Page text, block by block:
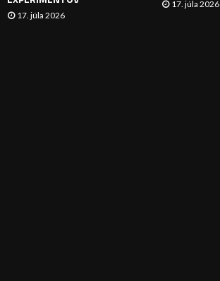
17. júla 2026
17. júla 2026